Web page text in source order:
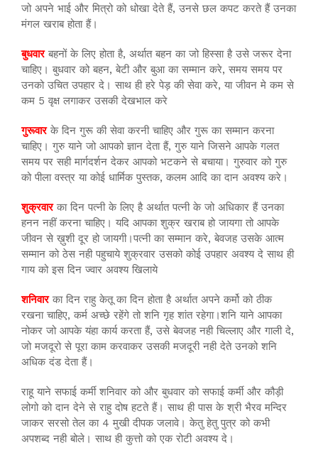
जो अपने भाई और मित्रो को धोखा देते हैं, उनसे छल कपट करते हैं उनका
मंगल खराब होता हैं।
बुधवारबहनों के लिए होता है, अर्थात बहन का जो हिस्सा है उसे जरूर देना
चाहिए। बुधवार को बहन, बेटी और बुआ का सम्मान करे, समय समय पर
उनको उचित उपहार दे। साथ ही हरे पेड़ की सेवा करे, या जीवन मे कम से
कम 5 वृक्ष लगाकर उसकी देखभाल करे
गुरूवारके दिन गुरू की सेवा करनी चाहिए और गुरू का सम्मान करना
चाहिए। गुरु याने जो आपको ज्ञान देता हैं, गुरु याने जिसने आपके गलत
समय पर सही मार्गदर्शन देकर आपको भटकने से बचाया। गुरुवार को गुरु
को पीला वस्त्र या कोई धार्मिक पुस्तक, कलम आदि का दान अवश्य करे।
शुक्रवारका दिन पत्नी के लिए है अर्थात पत्नी के जो अधिकार हैं उनका
हनन नहीं करना चाहिए। यदि आपका शुक्र खराब हो जायगा तो आपके
जीवन से ख़ुशी दूर हो जायगी।पत्नी का सम्मान करे, बेवजह उसके आत्म
सम्मान को ठेस नही पहुचाये शुक्रवार उसको कोई उपहार अवश्य दे साथ ही
गाय को इस दिन ज्वार अवश्य खिलाये
शनिवारका दिन राहु केतू का दिन होता है अर्थात अपने कर्मो को ठीक
रखना चाहिए, कर्म अच्छे रहेंगे तो शनि गृह शांत रहेगा।शनि याने आपका
नोकर जो आपके यंहा कार्य करता हैं, उसे बेवजह नही चिल्लाए और गाली दे,
जो मजदूरो से पूरा काम करवाकर उसकी मजदूरी नही देते उनको शनि
अधिक दंड देता हैं।
राहू याने सफाई कर्मी शनिवार को और बुधवार को सफाई कर्मी और कौड़ी
लोगो को दान देने से राहु दोष हटते हैं। साथ ही पास के श्री भैरव मन्दिर
जाकर सरसो तेल का 4 मुखी दीपक जलावे। केतु हेतु पुत्र को कभी
अपशब्द नही बोले। साथ ही कुत्तो को एक रोटी अवश्य दे।